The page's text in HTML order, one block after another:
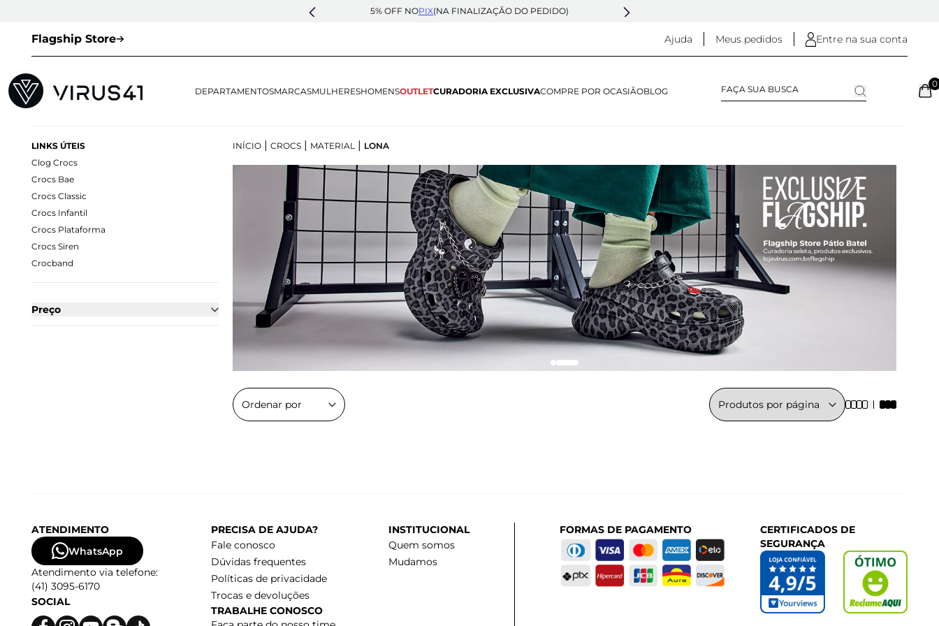
5% OFF NOPIX(NA FINALIZAÇÃO DO PEDIDO)
Flagship Store Ajuda Meus pedidos Entre na sua conta
DEPARTAMENTOSMARCASMULHERESHOMENSOUTLETCURADORIA EXCLUSIVACOMPRE POR OCASIÃOBLOG
0
LINKS ÚTEIS
Clog Crocs
Crocs Bae
Crocs Classic
Crocs Infantil
Crocs Plataforma
Crocs Siren
Crocband
Preço
INÍCIO | CROCS | MATERIAL | LONA
ATENDIMENTO
WhatsApp
Atendimento via telefone:
(41) 3095-6170
SOCIAL
PRECISA DE AJUDA?
Fale conosco
Dúvidas frequentes
Políticas de privacidade
Trocas e devoluções
TRABALHE CONOSCO
INSTITUCIONAL
Quem somos
Mudamos
FORMAS DE PAGAMENTO
CERTIFICADOS DE
SEGURANÇA